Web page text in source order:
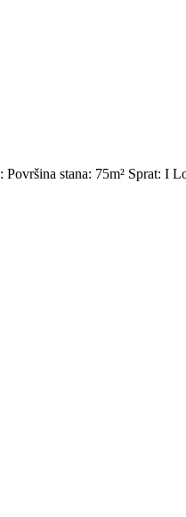
stana: 75m² Sprat: I